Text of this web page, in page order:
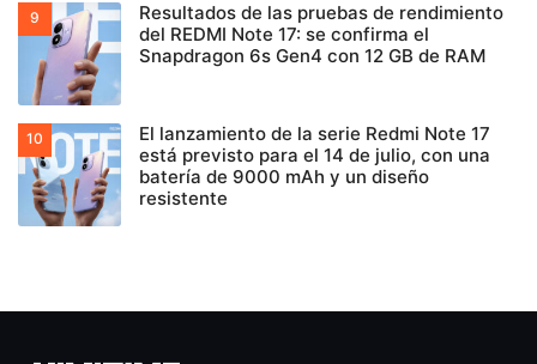
Resultados de las pruebas de rendimiento
del REDMI Note 17: se confirma el
Snapdragon 6s Gen4 con 12 GB de RAM
El lanzamiento de la serie Redmi Note 17
está previsto para el 14 de julio, con una
batería de 9000 mAh y un diseño
resistente